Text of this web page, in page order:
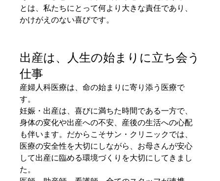
とは、私たちにとって何より大きな責任であり、
かけがえのない喜びです。
出産は、人生の始まりに立ち会う
仕事
産婦人科医療は、命の始まりに寄り添う医療で
す。
妊娠・出産は、喜びに満ちた時間である一方で、
身体の変化や出産への不安、産後の生活への心配
も伴います。だからこそサン・クリニックでは、
医療の安全性を大切にしながら、お母さんが安心
して出産に臨める環境づくりを大切にしてきまし
た。